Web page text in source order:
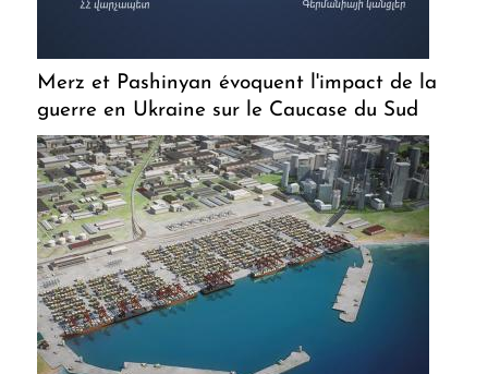
Merz et Pashinyan évoquent l'impact de la
guerre en Ukraine sur le Caucase du Sud